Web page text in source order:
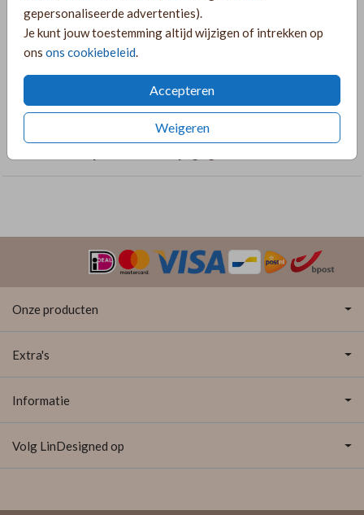
gepersonaliseerde advertenties).
Je kunt jouw toestemming altijd wijzigen of intrekken op
ons ons cookiebeleid.
Accepteren
Weigeren
OMSCHRIJVING
Lief geboortekaartje voor een meisjes tweeling met
voorkant een datum en naam in goudfolie.
Onze producten
Extra's
Informatie
Volg LinDesigned op